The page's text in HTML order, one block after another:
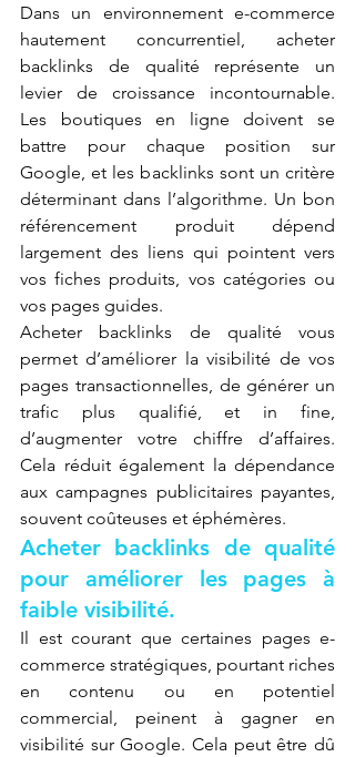
Dans un environnement e-commerce
hautement concurrentiel, acheter
backlinks de qualité représente un
levier de croissance incontournable.
Les boutiques en ligne doivent se
battre pour chaque position sur
Google, et les backlinks sont un critère
déterminant dans l’algorithme. Un bon
référencement produit dépend
largement des liens qui pointent vers
vos fiches produits, vos catégories ou
vos pages guides.
Acheter backlinks de qualité vous
permet d’améliorer la visibilité de vos
pages transactionnelles, de générer un
trafic plus qualifié, et in fine,
d’augmenter votre chiffre d’affaires.
Cela réduit également la dépendance
aux campagnes publicitaires payantes,
souvent coûteuses et éphémères.
Acheter backlinks de qualité
pour améliorer les pages à
faible visibilité.
Il est courant que certaines pages e-
commerce stratégiques, pourtant riches
en contenu ou en potentiel
commercial, peinent à gagner en
visibilité sur Google. Cela peut être dû